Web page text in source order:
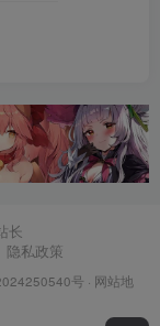
隐私政策
号